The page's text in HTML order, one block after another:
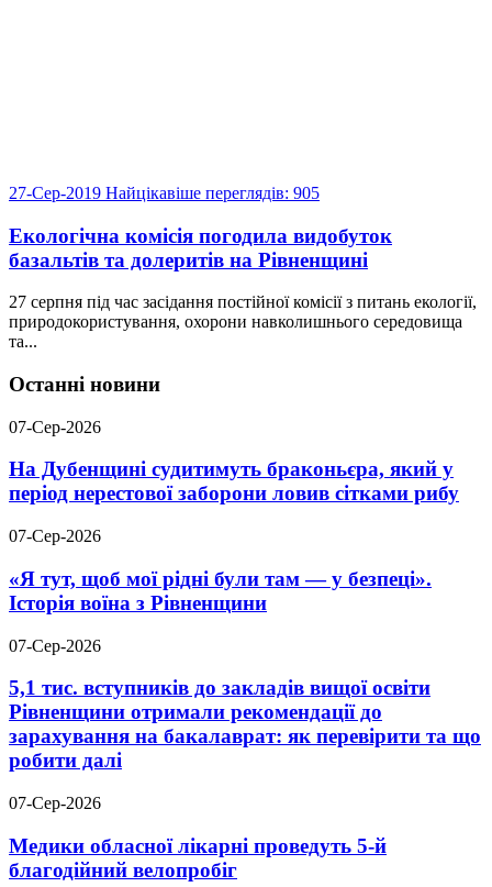
27-Сер-2019 Найцікавіше переглядів: 905
Екологічна комісія погодила видобуток
базальтів та долеритів на Рівненщині
27 серпня під час засідання постійної комісії з питань екології,
природокористування, охорони навколишнього середовища
та...
Останні новини
07-Сер-2026
На Дубенщині судитимуть браконьєра, який у
період нерестової заборони ловив сітками рибу
07-Сер-2026
«Я тут, щоб мої рідні були там — у безпеці».
Історія воїна з Рівненщини
07-Сер-2026
5,1 тис. вступників до закладів вищої освіти
Рівненщини отримали рекомендації до
зарахування на бакалаврат: як перевірити та що
робити далі
07-Сер-2026
Медики обласної лікарні проведуть 5-й
благодійний велопробіг